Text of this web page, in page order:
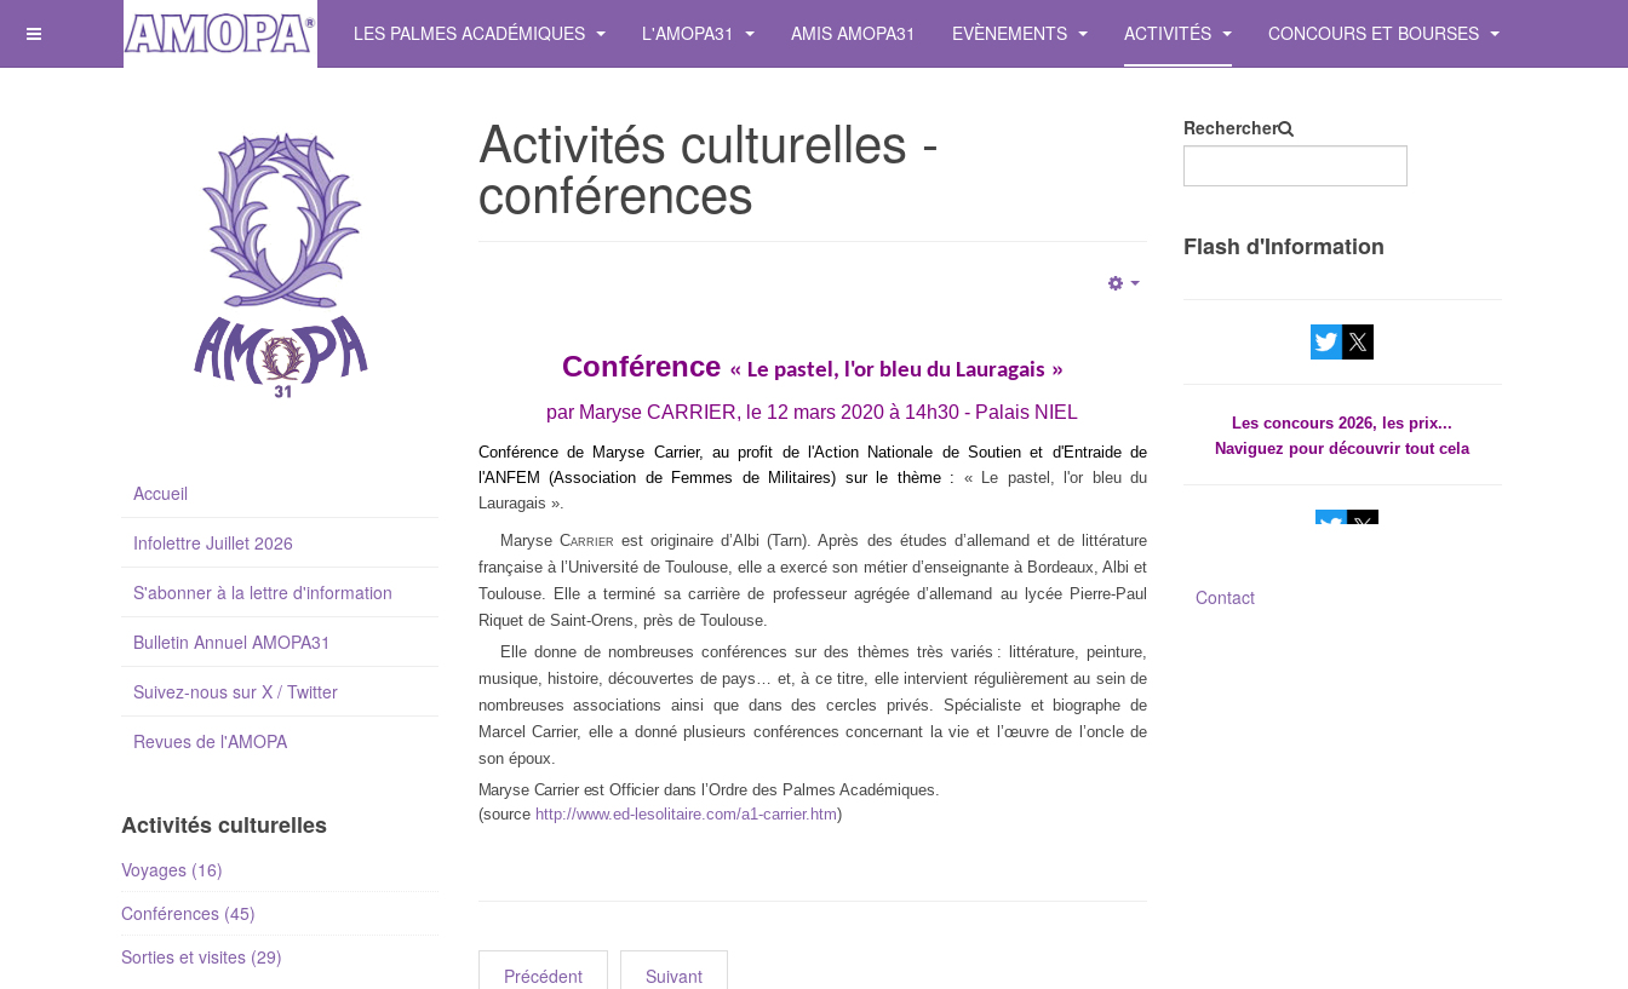
LES PALMES ACADÉMIQUES L'AMOPA31 AMIS AMOPA31 EVÈNEMENTS ACTIVITÉS CONCOURS ET BOURSES
Activités culturelles -
conférences
Conférence « Le pastel, l'or bleu du Lauragais »
par Maryse CARRIER, le 12 mars 2020 à 14h30 - Palais NIEL
Conférence de Maryse Carrier, au profit de l'Action Nationale de Soutien et d'Entraide de
l'ANFEM (Association de Femmes de Militaires) sur le thème : « Le pastel, l'or bleu du
Lauragais ».
Maryse Carrier est originaire d’Albi (Tarn). Après des études d’allemand et de littérature
française à l’Université de Toulouse, elle a exercé son métier d’enseignante à Bordeaux, Albi et
Toulouse. Elle a terminé sa carrière de professeur agrégée d’allemand au lycée Pierre-Paul
Riquet de Saint-Orens, près de Toulouse.
Elle donne de nombreuses conférences sur des thèmes très variés : littérature, peinture,
musique, histoire, découvertes de pays… et, à ce titre, elle intervient régulièrement au sein de
nombreuses associations ainsi que dans des cercles privés. Spécialiste et biographe de
Marcel Carrier, elle a donnéplusieurs conférences concernant la vie et l’œuvre de l’oncle de
son époux.
Maryse Carrier est Officier dans l’Ordre des Palmes Académiques.
(source http://www.ed-lesolitaire.com/a1-carrier.htm)
Précédent Suivant
Accueil
Infolettre Juillet 2026
S'abonner à la lettre d'information
Bulletin Annuel AMOPA31
Suivez-nous sur X / Twitter
Revues de l'AMOPA
Activités culturelles
Voyages (16)
Conférences (45)
Sorties et visites (29)
Rechercher
Flash d'Information
Naviguez pour découvrir tout cela
Naviguez pour découvrir tout cela
Contact